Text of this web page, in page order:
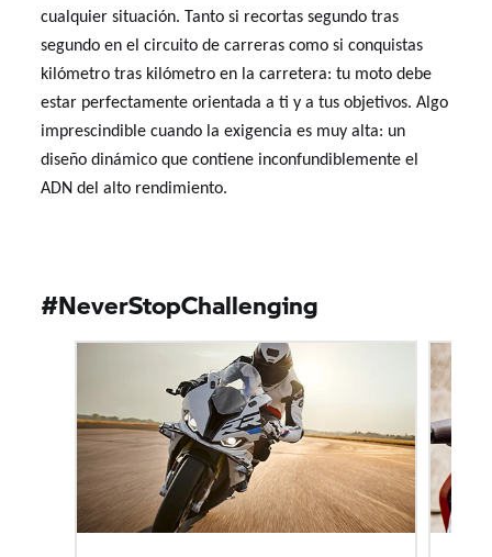
cualquier situación. Tanto si recortas segundo tras
segundo en el circuito de carreras como si conquistas
kilómetro tras kilómetro en la carretera: tu moto debe
estar perfectamente orientada a ti y a tus objetivos. Algo
imprescindible cuando la exigencia es muy alta: un
diseño dinámico que contiene inconfundiblemente el
ADN del alto rendimiento.
#NeverStopChallenging